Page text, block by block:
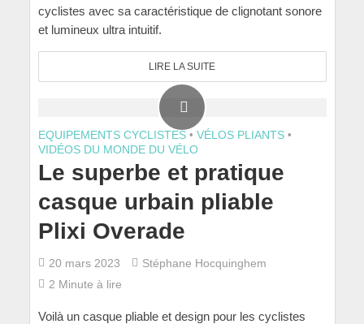
cyclistes avec sa caractéristique de clignotant sonore
et lumineux ultra intuitif.
LIRE LA SUITE
EQUIPEMENTS CYCLISTES • VÉLOS PLIANTS •
VIDÉOS DU MONDE DU VÉLO
Le superbe et pratique
casque urbain pliable
Plixi Overade
20 mars 2023
Stéphane Hocquinghem
2 Minute à lire
Voilà un casque pliable et design pour les cyclistes